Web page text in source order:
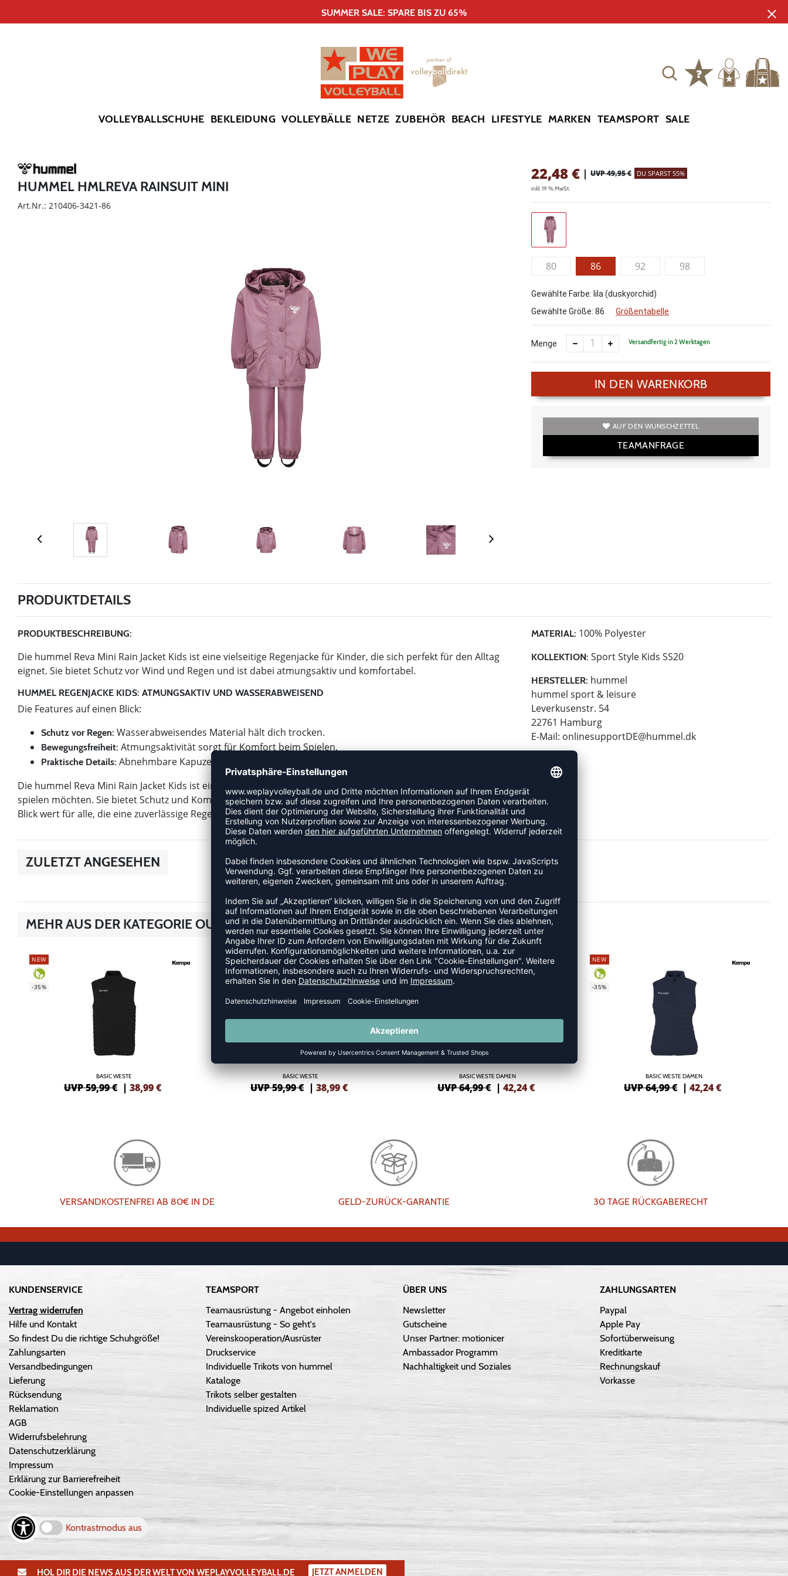
SUMMER SALE: SPARE BIS ZU 65%
VOLLEYBALLSCHUHE BEKLEIDUNG VOLLEYBÄLLE NETZE ZUBEHÖR BEACH LIFESTYLE MARKEN TEAMSPORT SALE
HUMMEL HMLREVA RAINSUIT MINI
Art.Nr.: 210406-3421-86
22,48€ | UVP 49,95 € DU SPARST 55%
inkl. 19 % MwSt.
80 86 92 98
Gewählte Farbe: lila (duskyorchid)
Gewählte Größe: 86 Größentabelle
Menge Versandfertig in 2 Werktagen
IN DEN WARENKORB
AUF DEN WUNSCHZETTEL
TEAMANFRAGE
PRODUKTDETAILS
PRODUKTBESCHREIBUNG:
Die hummel Reva Mini Rain Jacket Kids ist eine vielseitige Regenjacke für Kinder, die sich perfekt für den Alltag
eignet. Sie bietet Schutz vor Wind und Regen und ist dabei atmungsaktiv und komfortabel.
HUMMEL REGENJACKE KIDS: ATMUNGSAKTIV UND WASSERABWEISEND
Die Features auf einen Blick:
Schutz vor Regen: Wasserabweisendes Material hält dich trocken.
Bewegungsfreiheit: Atmungsaktivität sorgt für Komfort beim Spielen.
Praktische Details: Abnehmbare Kapuze und Seitentaschen für Flexibilität.
Die hummel Reva Mini Rain Jacket Kids ist eine gute Wahl für aktive Kinder, die bei jedem Wetter draußen
spielen möchten. Sie bietet Schutz und Komfort, sodass du dich frei bewegen kannst, ohne nass zu werden. Ein
Blick wert für alle, die eine zuverlässige Regenjacke suchen.
MATERIAL: 100% Polyester
KOLLEKTION: Sport Style Kids SS20
HERSTELLER: hummel
hummel sport & leisure
Leverkusenstr. 54
22761 Hamburg
E-Mail: onlinesupportDE@hummel.dk
ZULETZT ANGESEHEN
MEHR AUS DER KATEGORIE OUTDOOR JACKEN
NEW
-35%
BASIC WESTE
UVP 59,99 € | 38,99€
NEW
-35%
BASIC WESTE
UVP 59,99 € |38,99€
NEW
-35%
BASIC WESTE DAMEN
UVP 64,99 € | 42,24€
NEW
-35%
BASIC WESTE DAMEN
UVP 64,99 € |42,24€
VERSANDKOSTENFREI AB 80€ IN DE GELD-ZURÜCK-GARANTIE 30 TAGE RÜCKGABERECHT
KUNDENSERVICE
Vertrag widerrufen
Hilfe und Kontakt
So findest Du die richtige Schuhgröße!
Zahlungsarten
Versandbedingungen
Lieferung
Rücksendung
Reklamation
AGB
Widerrufsbelehrung
Datenschutzerklärung
Impressum
Erklärung zur Barrierefreiheit
Cookie-Einstellungen anpassen
Kontrastmodus aus
TEAMSPORT
Teamausrüstung - Angebot einholen
Teamausrüstung - So geht's
Vereinskooperation/Ausrüster
Druckservice
Individuelle Trikots von hummel
Kataloge
Trikots selber gestalten
Individuelle spized Artikel
ÜBER UNS
Newsletter
Gutscheine
Unser Partner: motionicer
Ambassador Programm
Nachhaltigkeit und Soziales
ZAHLUNGSARTEN
Paypal
Apple Pay
Sofortüberweisung
Kreditkarte
Rechnungskauf
Vorkasse
HOL DIR DIE NEWS AUS DER WELT VON WEPLAYVOLLEYBALL.DE JETZT ANMELDEN